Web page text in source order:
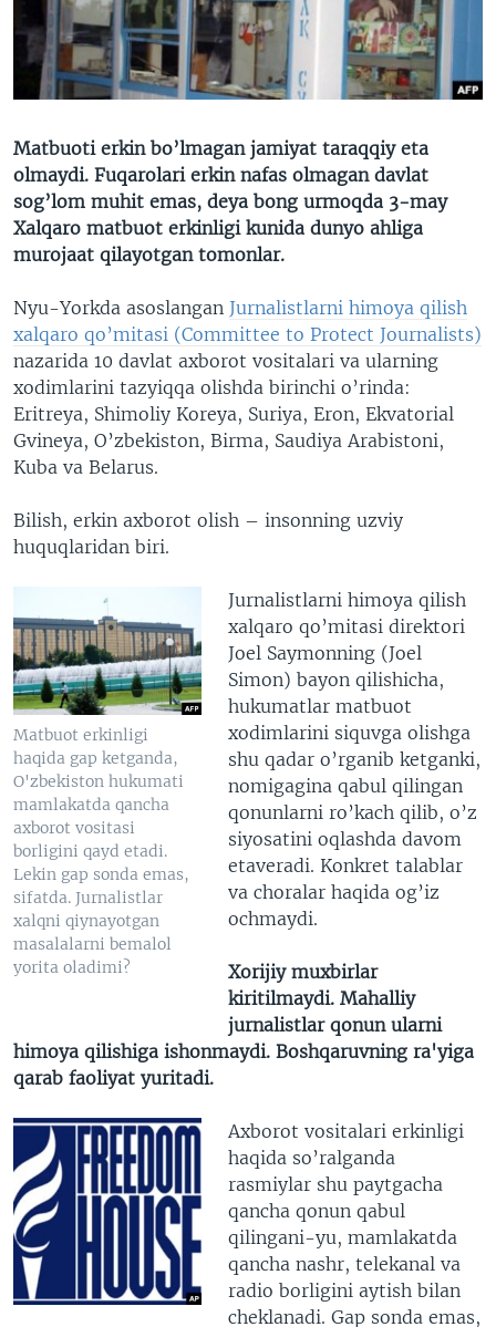
VIDEO
XABARLAR SURATLARDA
ODNOKLASSNIKI
TELEGRAM
TWITTER
SOUNDCLOUD
VOA
Matbuoti erkin bo’lmagan jamiyat taraqqiy eta
olmaydi. Fuqarolari erkin nafas olmagan davlat
sog’lom muhit emas, deya bong urmoqda 3-may
Xalqaro matbuot erkinligi kunida dunyo ahliga
murojaat qilayotgan tomonlar.
Nyu-Yorkda asoslangan Jurnalistlarni himoya qilish
xalqaro qo’mitasi (Committee to Protect Journalists)
nazarida 10 davlat axborot vositalari va ularning
xodimlarini tazyiqqa olishda birinchi o’rinda:
Eritreya, Shimoliy Koreya, Suriya, Eron, Ekvatorial
Gvineya, O’zbekiston, Birma, Saudiya Arabistoni,
Kuba va Belarus.
Bilish, erkin axborot olish – insonning uzviy
huquqlaridan biri.
Matbuot erkinligi
haqida gap ketganda,
O'zbekiston hukumati
mamlakatda qancha
axborot vositasi
borligini qayd etadi.
Lekin gap sonda emas,
sifatda. Jurnalistlar
xalqni qiynayotgan
masalalarni bemalol
yorita oladimi?
Jurnalistlarni himoya qilish
xalqaro qo’mitasi direktori
Joel Saymonning (Joel
Simon) bayon qilishicha,
hukumatlar matbuot
xodimlarini siquvga olishga
shu qadar o’rganib ketganki,
nomigagina qabul qilingan
qonunlarni ro’kach qilib, o’z
siyosatini oqlashda davom
etaveradi. Konkret talablar
va choralar haqida og’iz
ochmaydi.
Xorijiy muxbirlar
kiritilmaydi. Mahalliy
jurnalistlar qonun ularni
himoya qilishiga ishonmaydi. Boshqaruvning ra'yiga
qarab faoliyat yuritadi.
Axborot vositalari erkinligi
haqida so’ralganda
rasmiylar shu paytgacha
qancha qonun qabul
qilingani-yu, mamlakatda
qancha nashr, telekanal va
radio borligini aytish bilan
cheklanadi. Gap sonda emas,